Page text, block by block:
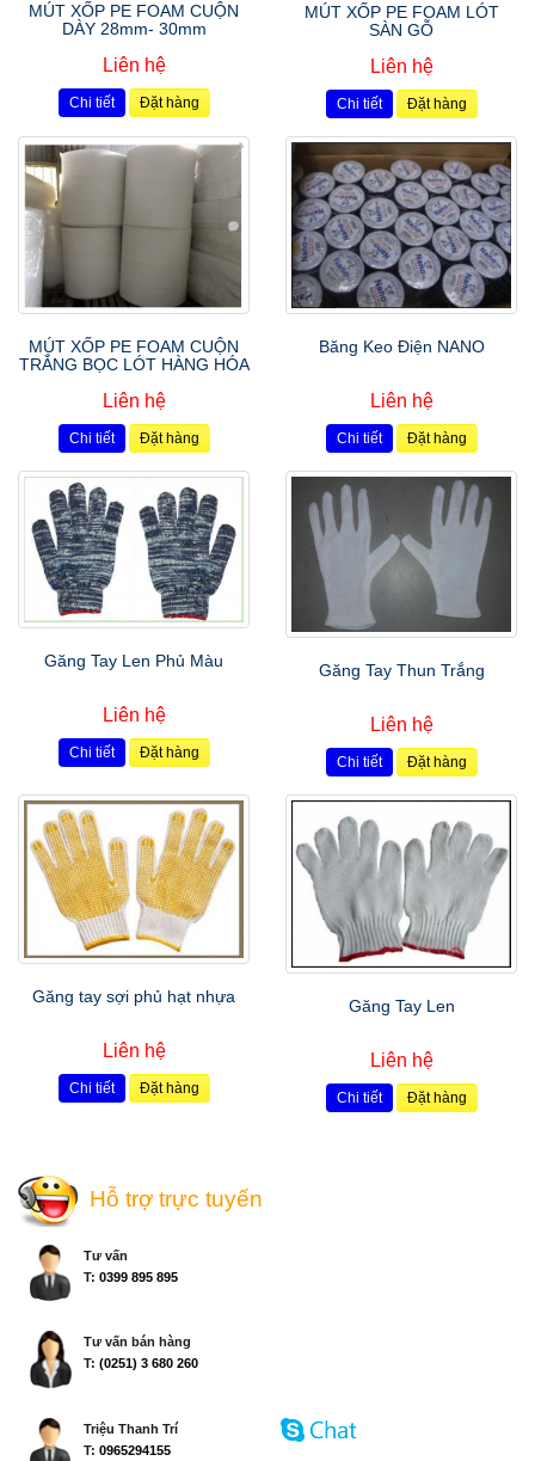
MÚT XỐP PE FOAM CUỘN
DÀY 28mm- 30mm
Liên hệ
Chi tiết Đặt hàng
MÚT XỐP PE FOAM LÓT
SÀN GỖ
Liên hệ
Chi tiết Đặt hàng
MÚT XỐP PE FOAM CUỘN
TRẮNG BỌC LÓT HÀNG HÓA
Liên hệ
Chi tiết Đặt hàng
Băng Keo Điện NANO
Liên hệ
Chi tiết Đặt hàng
Găng Tay Len Phủ Màu
Liên hệ
Chi tiết Đặt hàng
Găng Tay Thun Trắng
Liên hệ
Chi tiết Đặt hàng
Găng tay sợi phủ hạt nhựa
Liên hệ
Chi tiết Đặt hàng
Găng Tay Len
Liên hệ
Chi tiết Đặt hàng
Hỗ trợ trực tuyến
Tư vấn
T: 0399 895 895
Tư vấn bán hàng
T: (0251) 3 680 260
Triệu Thanh Trí
T: 0965294155